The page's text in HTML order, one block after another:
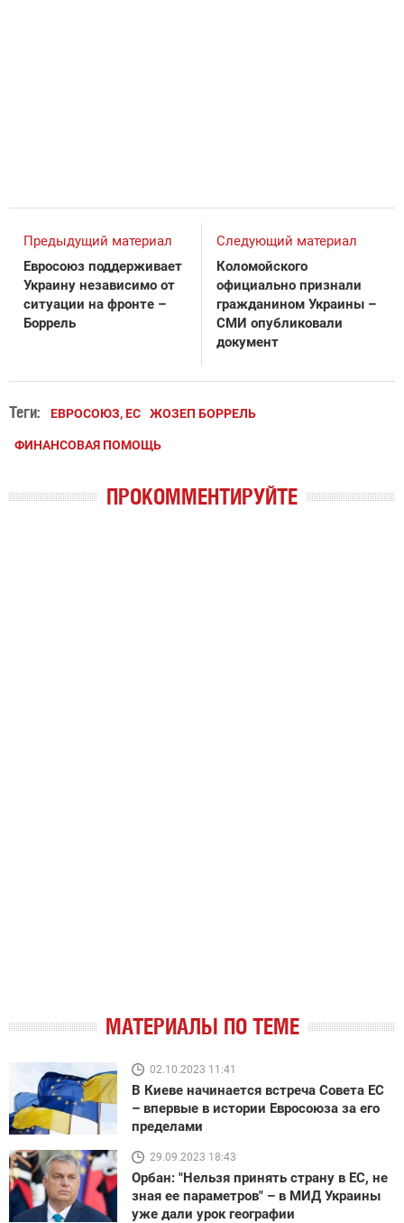
Предыдущий материал
Евросоюз поддерживает
Украину независимо от
ситуации на фронте –
Боррель
Следующий материал
Коломойского
официально признали
гражданином Украины –
СМИ опубликовали
документ
Теги: ЕВРОСОЮЗ, ЕС ЖОЗЕП БОРРЕЛЬ
ФИНАНСОВАЯ ПОМОЩЬ
ПРОКОММЕНТИРУЙТЕ
МАТЕРИАЛЫ ПО ТЕМЕ
02.10.2023 11:41
В Киеве начинается встреча Совета ЕС
– впервые в истории Евросоюза за его
пределами
29.09.2023 18:43
Орбан: "Нельзя принять страну в ЕС, не
зная ее параметров" – в МИД Украины
уже дали урок географии